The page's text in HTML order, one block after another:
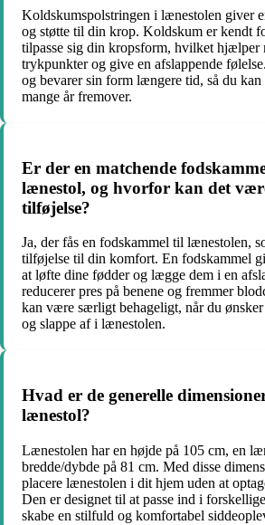
Koldskumspolstringen i lænestolen giver
og støtte til din krop. Koldskum er kendt
tilpasse sig din kropsform, hvilket hjælper
trykpunkter og give en afslappende
og bevarer sin form længere tid, så du
mange år fremover.
Er der en matchende
lænestol, og hvorfor kan det
tilføjelse?
Ja, der fås en fodskammel til lænestolen,
tilføjelse til din komfort. En fodskammel
at løfte dine fødder og lægge dem i en
reducerer pres på benene og fremmer
kan være særligt behageligt, når du
og slappe af i lænestolen.
Hvad er de generelle
lænestol?
Lænestolen har en højde på 105 cm, en
bredde/dybde på 81 cm. Med disse
placere lænestolen i dit hjem uden at
Den er designet til at passe ind i
skabe en stilfuld og komfortabel